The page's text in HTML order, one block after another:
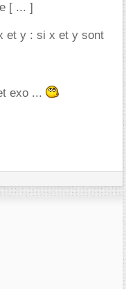
[ ... ]
et y : si x et y sont
exo ...